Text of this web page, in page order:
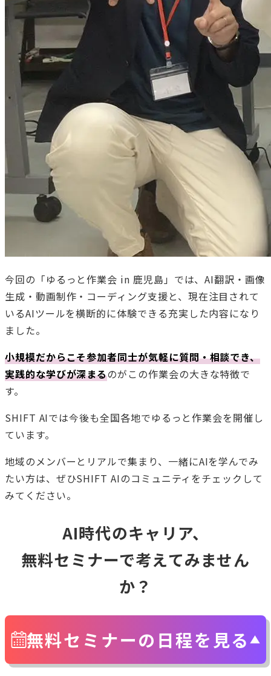
今回の「ゆるっと作業会 in 鹿児島」では、AI翻訳・画像
生成・動画制作・コーディング支援と、現在注目されて
いるAIツールを横断的に体験できる充実した内容になり
ました。
小規模だからこそ参加者同士が気軽に質問・相談でき、
実践的な学びが深まるのがこの作業会の大きな特徴で
す。
SHIFT AIでは今後も全国各地でゆるっと作業会を開催し
ています。
地域のメンバーとリアルで集まり、一緒にAIを学んでみ
たい方は、ぜひSHIFT AIのコミュニティをチェックして
みてください。
AI時代のキャリア、
無料セミナーで考えてみません
か？
無料セミナーの日程を見る